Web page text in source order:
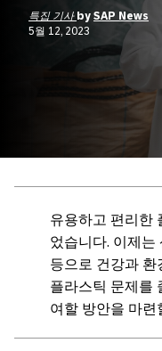
특집 기사 by SAP News
5월 12, 2023
유용하고 편리한
었습니다. 이제는
등으로 건강과 환
플라스틱 문제를
여할 방안을 마련